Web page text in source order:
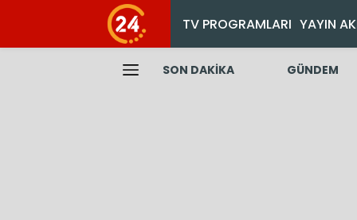
TV PROGRAMLARI YAYIN
SON DAKİKA GÜNDEM